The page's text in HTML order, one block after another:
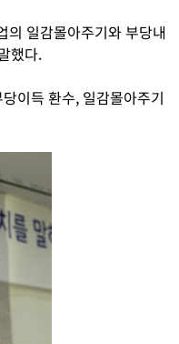
의 일감몰아주기와 부당내
했다.
이득 환수, 일감몰아주기